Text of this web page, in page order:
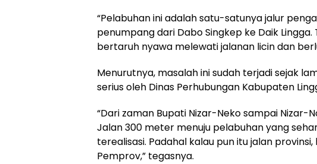
“Pelabuhan ini adalah satu-satunya jalur
penumpang dari Dabo Singkep ke Daik
bertaruh nyawa melewati jalanan licin dan
Menurutnya, masalah ini sudah terjadi sejak
serius oleh Dinas Perhubungan Kabupaten
“Dari zaman Bupati Nizar-Neko sampai Nizar-
Jalan 300 meter menuju pelabuhan yang
terealisasi. Padahal kalau pun itu jalan
Pemprov,” tegasnya.